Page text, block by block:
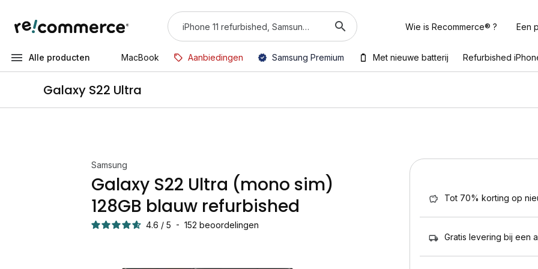
Wie is Recommerce® ? Een
Alle producten MacBook Aanbiedingen Samsung Premium Met nieuwe batterij Refurbished
Galaxy S22 Ultra
Samsung
Galaxy S22 Ultra (mono sim)
128GB blauw refurbished
4.6 / 5 - 152 beoordelingen
Tot 70% korting op
Gratis levering bij een